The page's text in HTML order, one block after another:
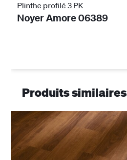
Plinthe profilé 3 PK
Noyer Amore 06389
Produits similaires